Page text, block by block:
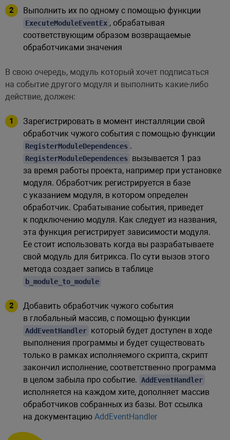
Выполнить их по одному с помощью функции
ExecuteModuleEventEx , обрабатывая
соответствующим образом возвращаемые
обработчиками значения
В свою очередь, модуль который хочет подписаться
на событие другого модуля и выполнить какие-либо
действие, должен:
Зарегистрировать в момент инсталляции свой
обработчик чужого события с помощью функции
RegisterModuleDependences .
RegisterModuleDependences вызывается 1 раз
за время работы проекта, например при установке
модуля. Обработчик регистрируется в базе
с указанием модуля, в котором определен
обработчик. Срабатывание события, приведет
к подключению модуля. Как следует из названия,
эта функция регистрирует зависимости модуля.
Ее стоит использовать когда вы разрабатываете
свой модуль для битрикса. По сути вызов этого
метода создает запись в таблице
b_module_to_module
Добавить обработчик чужого события
в глобальный массив, с помощью функции
AddEventHandler который будет доступен в ходе
выполнения программы и будет существовать
только в рамках исполняемого скрипта, скрипт
закончил исполнение, соответственно программа
в целом забыла про событие. AddEventHandler
исполняется на каждом хите, дополняет массив
обработчиков собранных из базы. Вот ссылка
на документацию AddEventHandler